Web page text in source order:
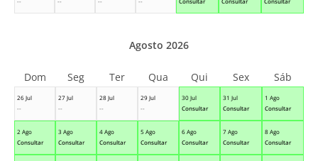
26 Jul
--
27 Jul
--
28 Jul
--
29 Jul
--
30 Jul
Consultar
31 Jul
Consultar
1 Ago
Consultar
2 Ago
Consultar
3 Ago
Consultar
4 Ago
Consultar
5 Ago
Consultar
6 Ago
Consultar
7 Ago
Consultar
8 Ago
Consultar
Agosto 2026
Dom Seg Ter Qua Qui Sex Sáb